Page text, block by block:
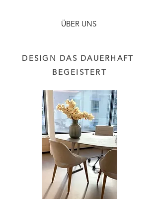
ÜBER UNS
DESIGN DAS DAUERHAFT
BEGEISTERT